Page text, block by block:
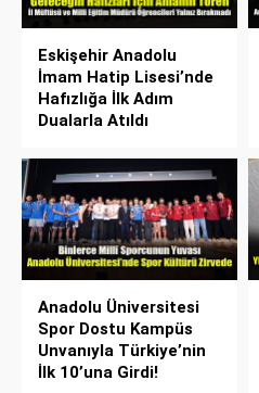
Eskişehir Anadolu
İmam Hatip Lisesi’nde
Hafızlığa İlk Adım
Dualarla Atıldı
Anadolu Üniversitesi
Spor Dostu Kampüs
Unvanıyla Türkiye’nin
İlk 10’una Girdi!